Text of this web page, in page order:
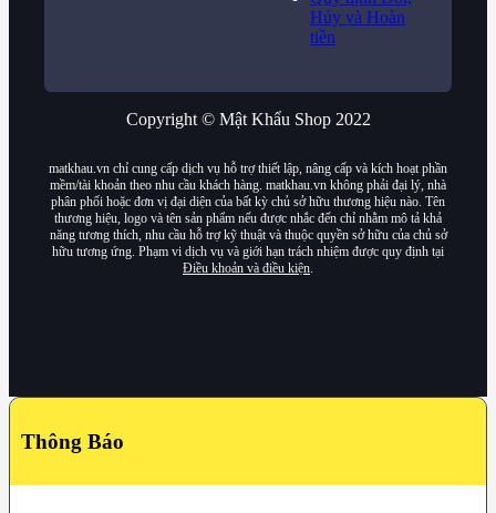
Hủy và Hoàn
tiền
Copyright © Mật Khẩu Shop 2022
matkhau.vn chỉ cung cấp dịch vụ hỗ trợ thiết lập, nâng cấp và kích hoạt phần
mềm/tài khoản theo nhu cầu khách hàng. matkhau.vn không phải đại lý, nhà
phân phối hoặc đơn vị đại diện của bất kỳ chủ sở hữu thương hiệu nào. Tên
thương hiệu, logo và tên sản phẩm nếu được nhắc đến chỉ nhằm mô tả khả
năng tương thích, nhu cầu hỗ trợ kỹ thuật và thuộc quyền sở hữu của chủ sở
hữu tương ứng. Phạm vi dịch vụ và giới hạn trách nhiệm được quy định tại
Điều khoản và điều kiện.
Thông Báo